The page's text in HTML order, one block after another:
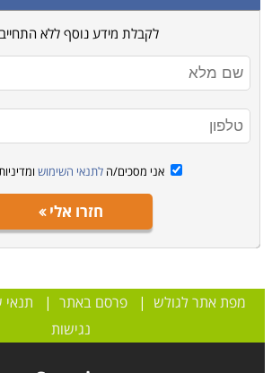
היום-יום קיימת אפליקציה. אם זה
דיאטה ואפילו מדיטציה. חלק ממפתחי
אקזיטים מאוד משמעותיים ואילו אחרים
מהם יפה. בקורס תוכלו ללמוד כיצד
יהיה לכם את הרעיון הנכון, תוכלו גם
קידום אתרים
כל ארגון חייב שיהיה לו אתר אינטרנט,
בחברה מסחרית, עמותה או ארגון ממשלתי
ארגונים ממשלתיים יכולים להסתפק בכך,
האינטרנט שלהן ולדאוג לכך שהוא יופיע
הראשונים בכל חיפוש רלוונטי בגוגל.
במקדם אתרים אשר ידאג לכך שהאתר
לקבלת מידע נוסף ללא
אני מסכים/ה לתנאי השימוש
חזרו אלי
מפת אתר לגולש |פרסם באתר | תנאי
נגישות